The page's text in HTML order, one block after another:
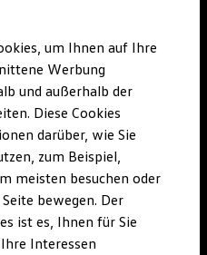
& Apps
Ihren ID. Buzz
Ihren Transporter/Caravelle
Ihren Amarok
andere Modelle
Updates
und Sicherheitssysteme
um Ihnen auf Ihre
Werbung
und außerhalb der
Diese Cookies
darüber, wie Sie
zum Beispiel,
meisten besuchen oder
bewegen. Der
ist es, Ihnen für Sie
Interessen